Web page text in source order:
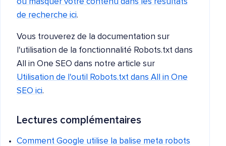
de recherche ici.
Vous trouverez de la documentation sur
l'utilisation de la fonctionnalité Robots.txt dans
All in One SEO dans notre article sur
Utilisation de l'outil Robots.txt dans All in One
SEO ici.
Lectures complémentaires
Comment Google utilise la balise meta robots